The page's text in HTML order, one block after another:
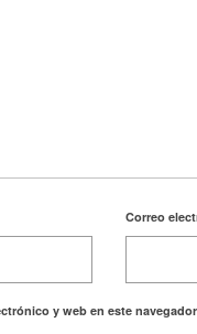
Correo
y web en este